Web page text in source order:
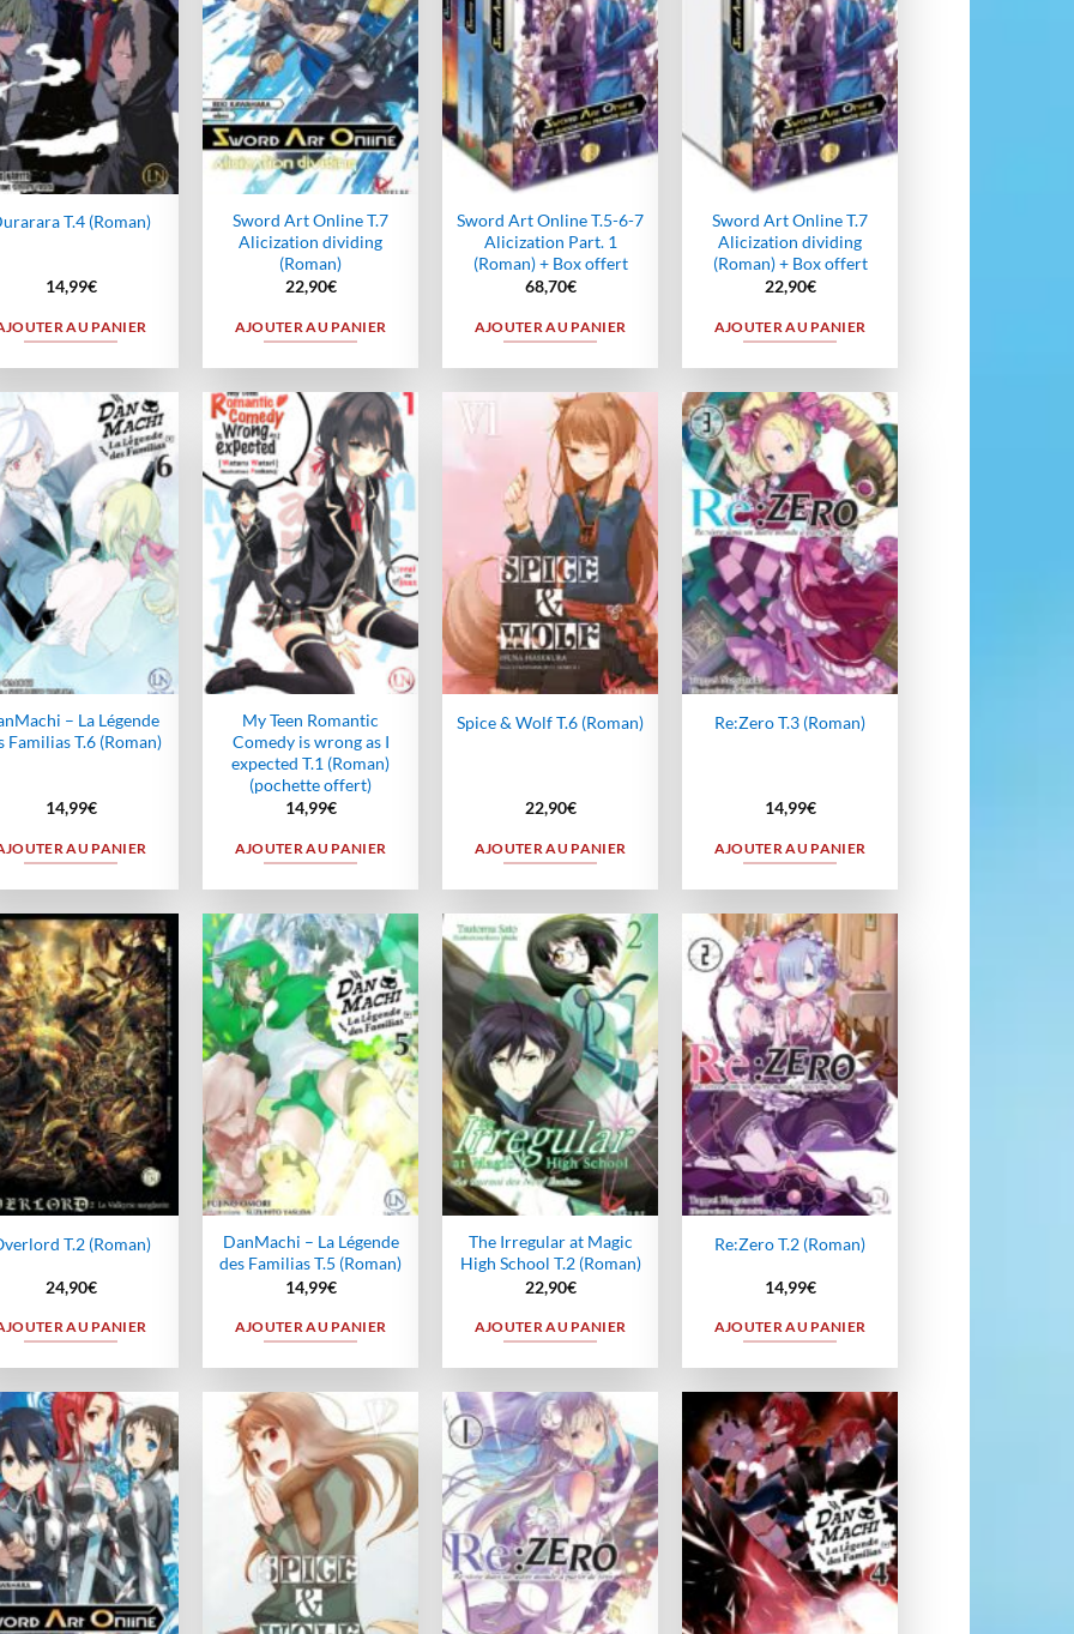
T.4 (Roman)
14,99€
AU PANIER
Sword Art Online T.7
Alicization dividing
(Roman)
22,90€
AJOUTER AU PANIER
Sword Art Online T.5-6-7
Alicization Part. 1
(Roman) + Box offert
68,70€
AJOUTER AU PANIER
Sword Art Online T.7
Alicization dividing
(Roman) + Box offert
22,90€
AJOUTER AU PANIER
Ajouter
à la
wishlist
– La Légende
Familias T.6 (Roman)
14,99€
AU PANIER
Ajouter
à la
wishlist
My Teen Romantic
Comedy is wrong as I
expected T.1 (Roman)
(pochette offert)
14,99€
AJOUTER AU PANIER
Ajouter
à la
wishlist
Spice & Wolf T.6 (Roman)
22,90€
AJOUTER AU PANIER
Ajouter
à la
wishlist
Re:Zero T.3 (Roman)
14,99€
AJOUTER AU PANIER
Ajouter
à la
wishlist
T.2 (Roman)
24,90€
AU PANIER
Ajouter
à la
wishlist
DanMachi – La Légende
des Familias T.5 (Roman)
14,99€
AJOUTER AU PANIER
Ajouter
à la
wishlist
The Irregular at Magic
High School T.2 (Roman)
22,90€
AJOUTER AU PANIER
Ajouter
à la
wishlist
Re:Zero T.2 (Roman)
14,99€
AJOUTER AU PANIER
Ajouter
à la
wishlist
Ajouter
à la
wishlist
Ajouter
à la
wishlist
Ajouter
à la
wishlist